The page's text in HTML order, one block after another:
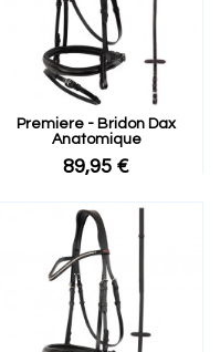
Premiere - Bridon Dax
Anatomique
89,95 €